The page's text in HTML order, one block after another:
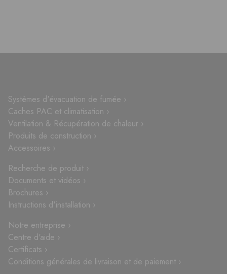
Systèmes d'évacuation de fumée ›
Caches PAC et climatisation ›
Ventilation & Récupération de chaleur ›
Produits de construction ›
Accessoires ›
Recherche de produit ›
Documents et vidéos ›
Brochures ›
Instructions d'installation ›
Notre entreprise ›
Centre d'aide ›
Certificats ›
Conditions générales de livraison et de paiement ›